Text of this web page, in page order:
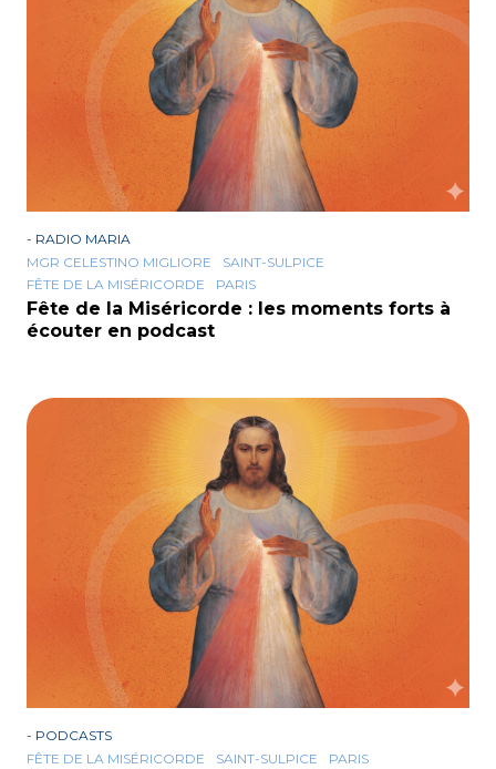
- RADIO MARIA
MGR CELESTINO MIGLIORE
SAINT-SULPICE
FÊTE DE LA MISÉRICORDE
PARIS
Fête de la Miséricorde : les moments forts à
écouter en podcast
- PODCASTS
FÊTE DE LA MISÉRICORDE
SAINT-SULPICE PARIS